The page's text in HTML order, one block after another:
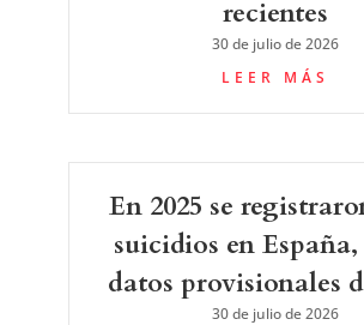
recientes
30 de julio de 2026
LEER MÁS
En 2025 se
suicidios en
datos provisionales
30 de julio de 2026